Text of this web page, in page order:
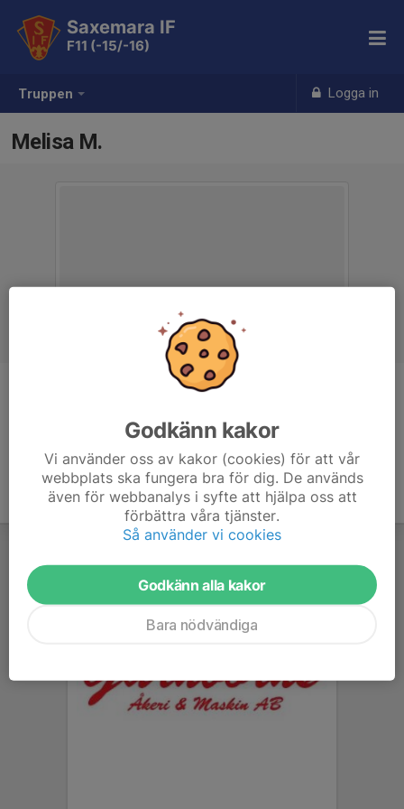
Truppen Logga in
Saxemara IF
F11 (-15/-16)
Melisa M.
Godkänn kakor
Vi använder oss av kakor (cookies) för att vår
webbplats ska fungera bra för dig. De används
även för webbanalys i syfte att hjälpa oss att
förbättra våra tjänster.
Så använder vi cookies
Godkänn alla kakor
Bara nödvändiga